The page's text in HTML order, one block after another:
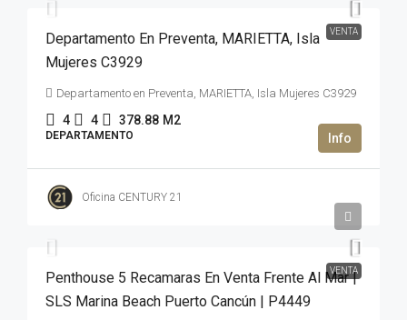
VENTA
Departamento En Preventa, MARIETTA, Isla
Mujeres C3929
Departamento en Preventa, MARIETTA, Isla Mujeres C3929
4 4 378.88 M2
DEPARTAMENTO
Oficina CENTURY 21
VENTA
2,500,000USD$
Penthouse 5 Recamaras En Venta Frente Al Mar |
SLS Marina Beach Puerto Cancún | P4449